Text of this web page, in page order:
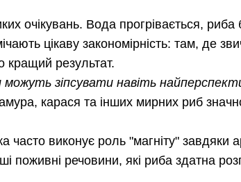
очікувань. Вода прогрівається,
цікаву закономірність: там, де
кращий результат.
можуть зіпсувати навіть
карася та інших мирних риб
часто виконує роль "магніту" завдяки
поживні речовини, які риба здатна